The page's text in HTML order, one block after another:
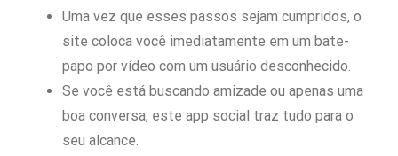
Uma vez que esses passos sejam cumpridos, o
site coloca você imediatamente em um bate-
papo por vídeo com um usuário desconhecido.
Se você está buscando amizade ou apenas uma
boa conversa, este app social traz tudo para o
seu alcance.